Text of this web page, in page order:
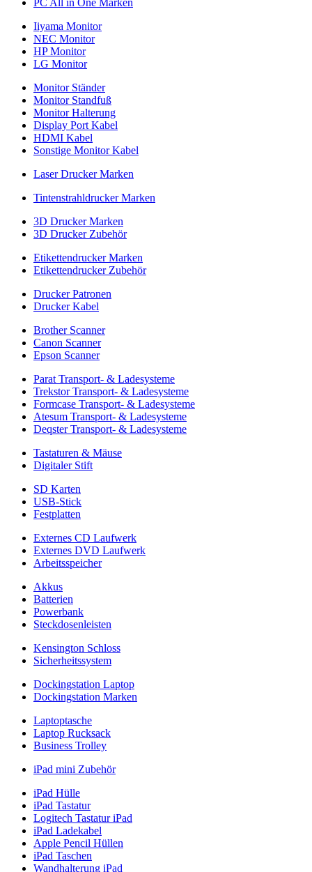
PC All in One Marken
Iiyama Monitor
NEC Monitor
HP Monitor
LG Monitor
Monitor Ständer
Monitor Standfuß
Monitor Halterung
Display Port Kabel
HDMI Kabel
Sonstige Monitor Kabel
Laser Drucker Marken
Tintenstrahldrucker Marken
3D Drucker Marken
3D Drucker Zubehör
Etikettendrucker Marken
Etikettendrucker Zubehör
Drucker Patronen
Drucker Kabel
Brother Scanner
Canon Scanner
Epson Scanner
Parat Transport- & Ladesysteme
Trekstor Transport- & Ladesysteme
Formcase Transport- & Ladesysteme
Atesum Transport- & Ladesysteme
Deqster Transport- & Ladesysteme
Tastaturen & Mäuse
Digitaler Stift
SD Karten
USB-Stick
Festplatten
Externes CD Laufwerk
Externes DVD Laufwerk
Arbeitsspeicher
Akkus
Batterien
Powerbank
Steckdosenleisten
Kensington Schloss
Sicherheitssystem
Dockingstation Laptop
Dockingstation Marken
Laptoptasche
Laptop Rucksack
Business Trolley
iPad mini Zubehör
iPad Hülle
iPad Tastatur
Logitech Tastatur iPad
iPad Ladekabel
Apple Pencil Hüllen
iPad Taschen
Wandhalterung iPad